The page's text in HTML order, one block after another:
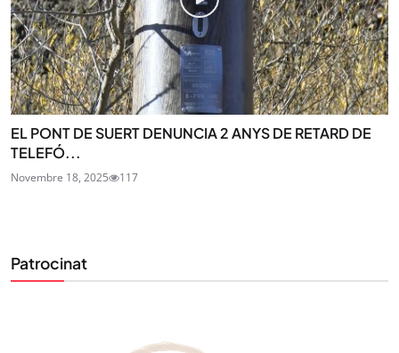
EL PONT DE SUERT DENUNCIA 2 ANYS DE RETARD DE
TELEFÓ...
Novembre 18, 2025 117
Patrocinat